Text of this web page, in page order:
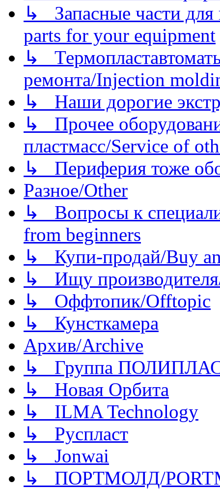
↳ Запасные части для
parts for your equipment
↳
ремонта/Injection
↳ Наши дорогие
↳ Прочее
пластмасс/Service of
↳ Периферия тоже
Разное/Other
↳ Вопросы к
from beginners
↳ Купи-продай/Buy
↳ Ищу
↳ Оффтопик/Offtopic
↳ Кунсткамера
Архив/Archive
↳ Группа
↳ Новая Орбита
↳ ILMA Technology
↳ Руспласт
↳ Jonwai
↳ ПОРТМОЛД/